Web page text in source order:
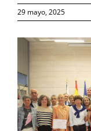
29 mayo, 2025
Ver
imagen
más
grande